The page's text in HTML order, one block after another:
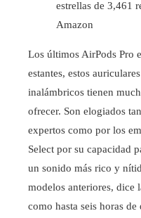
estrellas de 3,461
Amazon
Los últimos AirPods Pro
estantes, estos auriculares
inalámbricos tienen
ofrecer. Son elogiados
expertos como por los
Select por su capacidad
un sonido más rico y
modelos anteriores, dice
como hasta seis horas de